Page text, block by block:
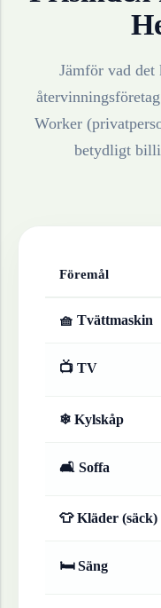
Jämför vad det
Worker
betydligt
Föremål
🧺 Tvättmaskin
📺 TV
❄ Kylskåp
🛋 Soffa
👕 Kläder (säck)
🛏 Säng